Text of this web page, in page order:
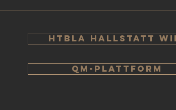
HTBLA Hallstatt
QM-PLATTFORM